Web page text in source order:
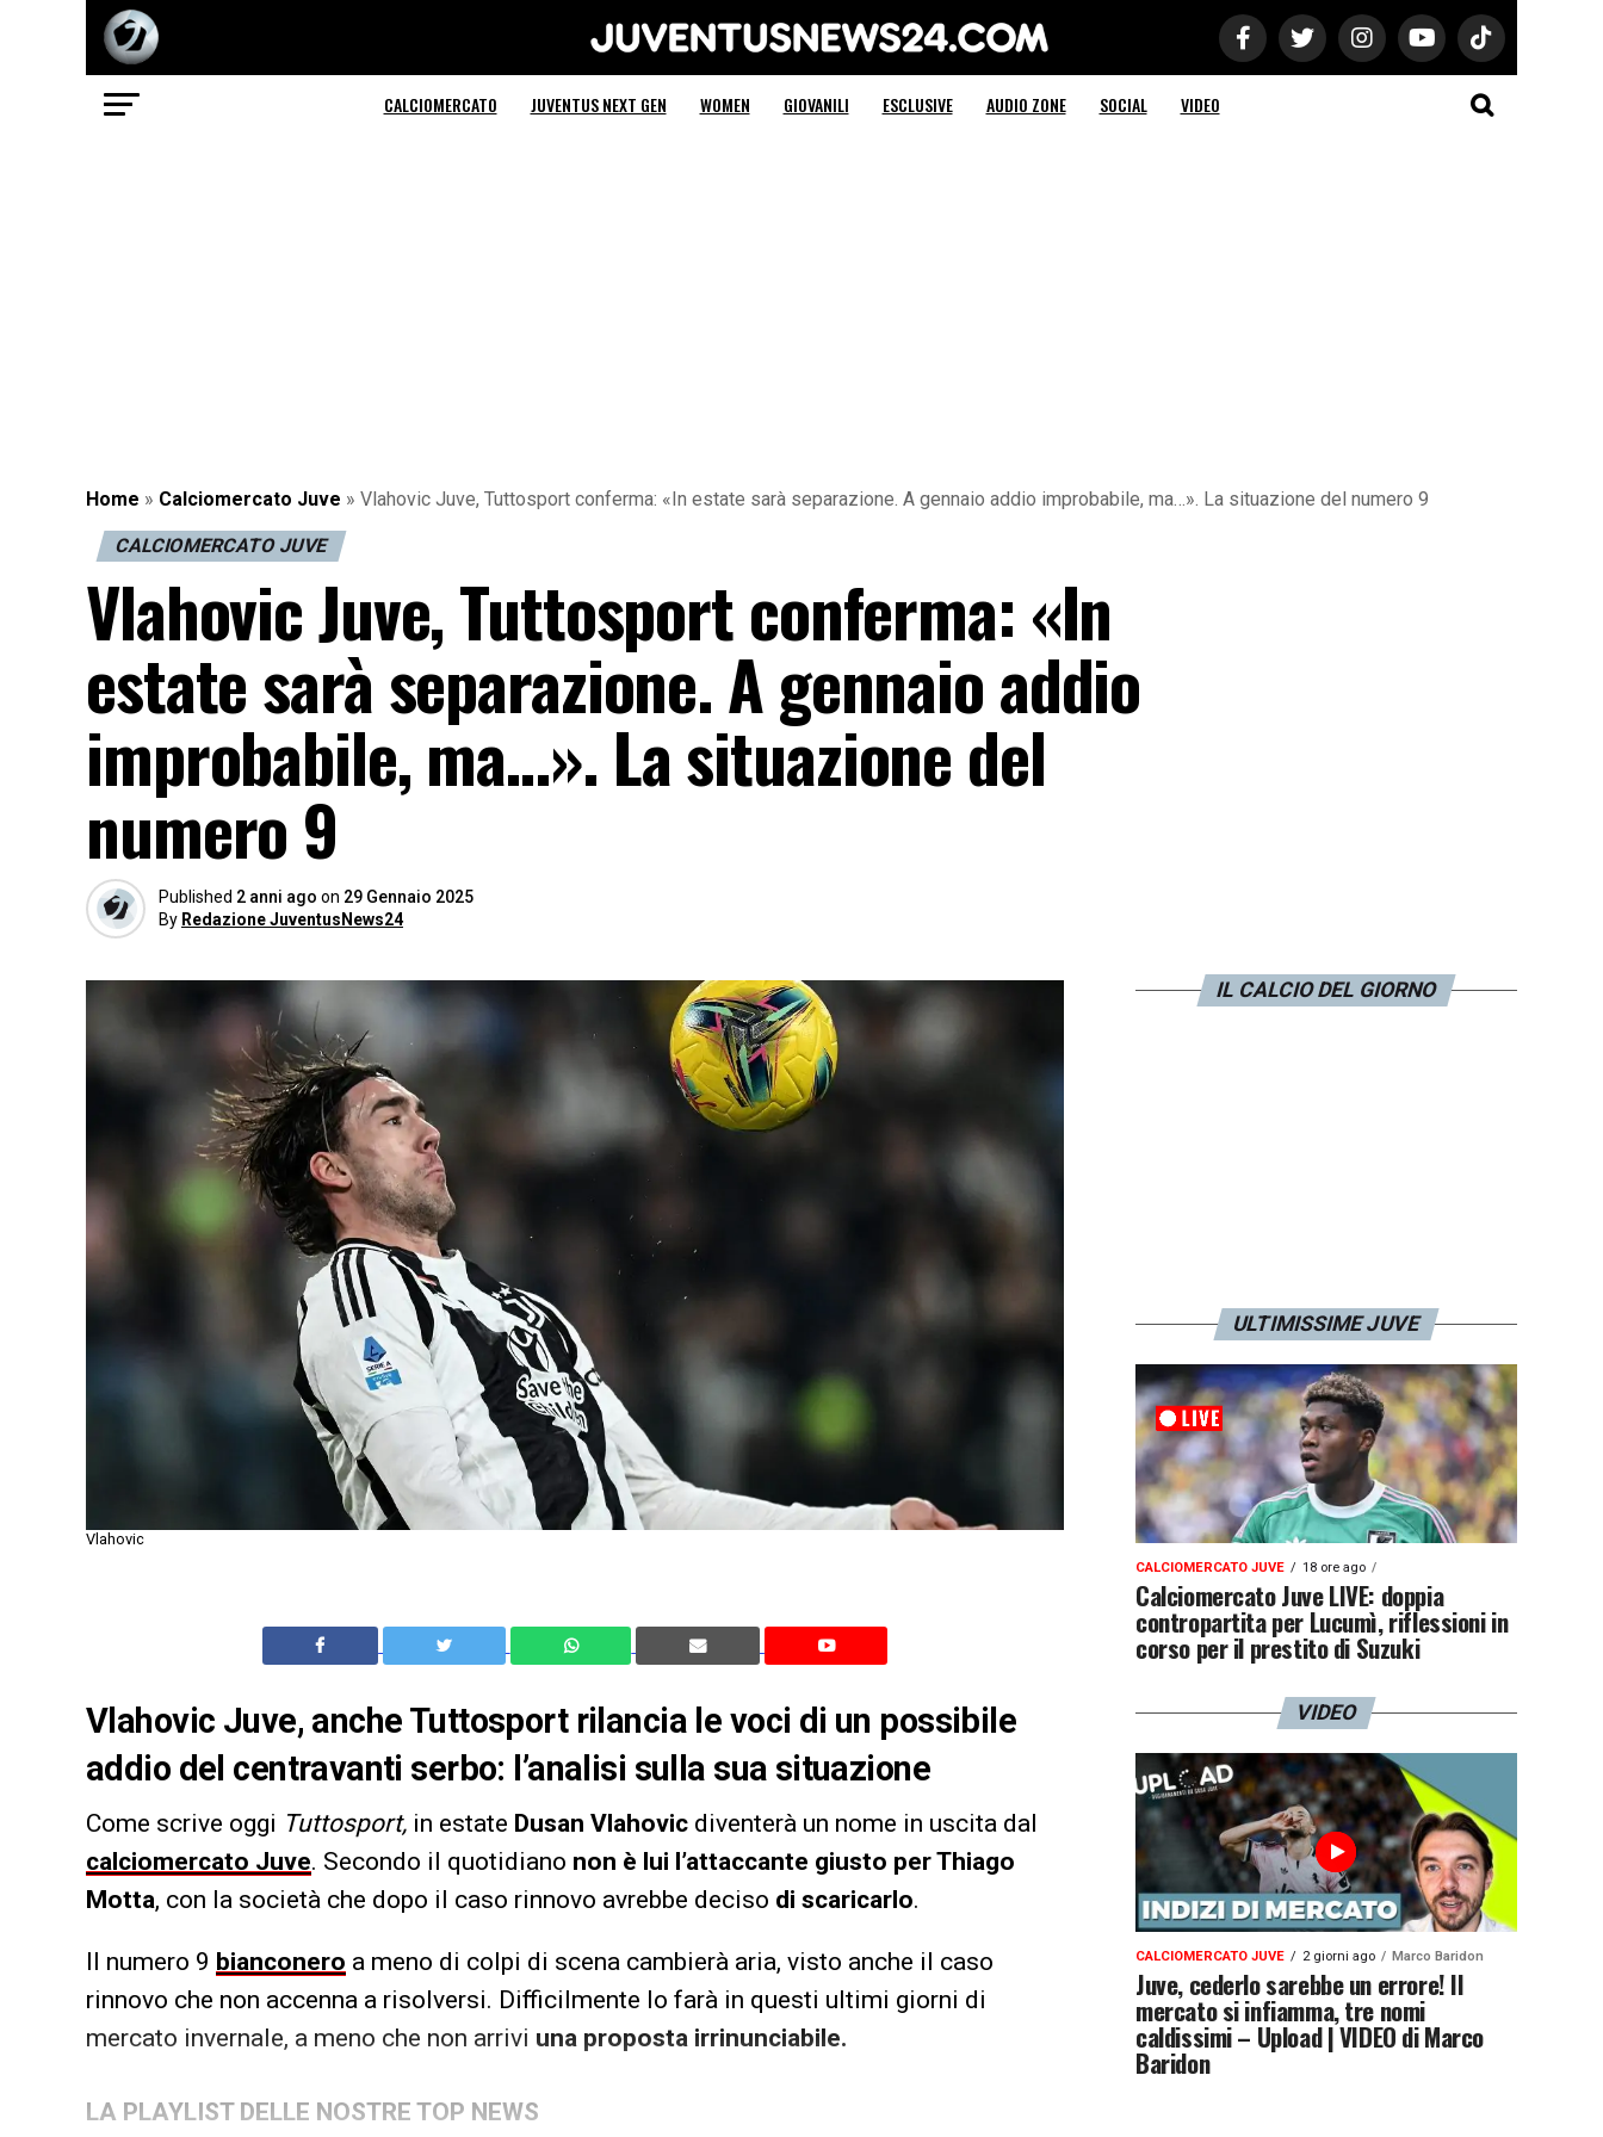
Juventus News 24
CALCIOMERCATO JUVENTUS NEXT GEN WOMEN GIOVANILI ESCLUSIVE AUDIO ZONE SOCIAL VIDEO
Home » Calciomercato Juve » Vlahovic Juve, Tuttosport conferma: «In estate sarà separazione. A gennaio addio improbabile, ma…». La situazione del numero 9
CALCIOMERCATO JUVE
Vlahovic Juve, Tuttosport conferma: «In
estate sarà separazione. A gennaio addio
improbabile, ma…». La situazione del
numero 9
Published 2 anni ago on 29 Gennaio 2025
By Redazione JuventusNews24
Vlahovic
Vlahovic Juve, anche Tuttosport rilancia le voci di un possibile
addio del centravanti serbo: l’analisi sulla sua situazione
Come scrive oggi Tuttosport, in estate Dusan Vlahovic diventerà un nome in uscita dal
calciomercato Juve. Secondo il quotidiano non è lui l’attaccante giusto per Thiago
Motta, con la società che dopo il caso rinnovo avrebbe deciso di scaricarlo.
Il numero 9 bianconero a meno di colpi di scena cambierà aria, visto anche il caso
rinnovo che non accenna a risolversi. Difficilmente lo farà in questi ultimi giorni di
mercato invernale, a meno che non arrivi una proposta irrinunciabile.
LA PLAYLIST DELLE NOSTRE TOP NEWS
IL CALCIO DEL GIORNO
ULTIMISSIME JUVE
CALCIOMERCATO JUVE 18 ore ago
Calciomercato Juve LIVE: doppia
contropartita per Lucumì, riflessioni in
corso per il prestito di Suzuki
VIDEO
CALCIOMERCATO JUVE 2 giorni ago Marco Baridon
Juve, cederlo sarebbe un errore! Il
mercato si infiamma, tre nomi
caldissimi – Upload | VIDEO di Marco
Baridon